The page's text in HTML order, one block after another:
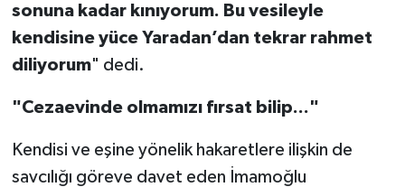
sonuna kadar kınıyorum. Bu vesileyle
kendisine yüce Yaradan’dan tekrar rahmet
diliyorum" dedi.
"Cezaevinde olmamızı fırsat bilip..."
Kendisi ve eşine yönelik hakaretlere ilişkin de
savcılığı göreve davet eden İmamoğlu